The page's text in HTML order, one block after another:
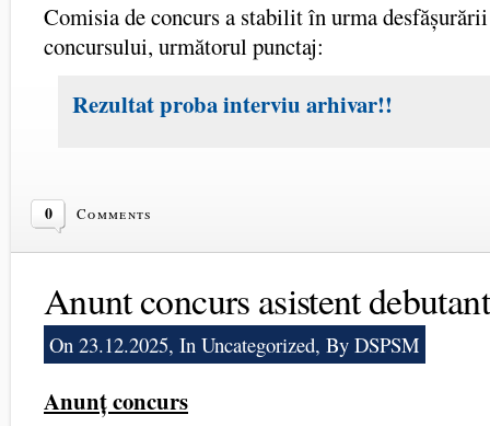
Comisia de concurs a stabilit în urma
concursului, următorul punctaj:
Rezultat proba interviu arhivar!!
0 Comments
Anunt concurs asistent
On 23.12.2025, In Uncategorized, By DSPSM
Anunț concurs